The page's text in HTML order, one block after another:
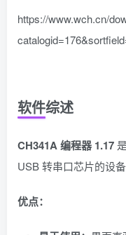
https://www.wch.cn/
软件综述
CH341A 编程器 1.17
USB 转串口芯片的设备
优点：